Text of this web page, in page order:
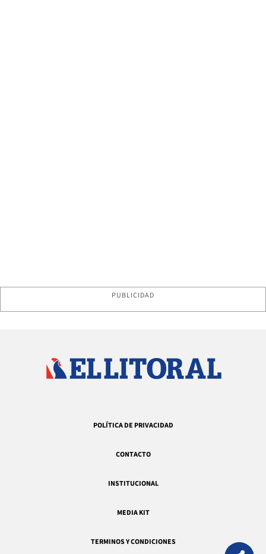
PUBLICIDAD
POLÍTICA DE PRIVACIDAD
CONTACTO
INSTITUCIONAL
MEDIA KIT
TERMINOS Y CONDICIONES